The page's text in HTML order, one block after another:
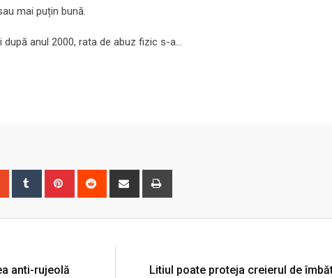
mai puțin bună.
anul 2000, rata de abuz fizic s-a…
StumbleUpon
Tumblr Pinterest Reddit
Share
anti-rujeolă
Litiul poate proteja creierul de